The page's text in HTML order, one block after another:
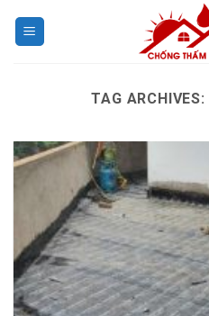
TAG ARCHIVES: